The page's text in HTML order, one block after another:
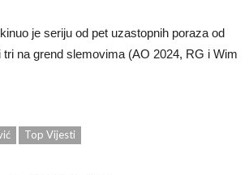
je seriju od pet uzastopnih poraza od
tri na grend slemovima (AO 2024, RG i Wim
Top Vijesti